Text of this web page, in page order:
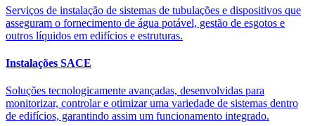
Serviços de instalação de sistemas de tubulações e dispositivos que
asseguram o fornecimento de água potável, gestão de esgotos e
outros líquidos em edifícios e estruturas.
Instalações SACE
Soluções tecnologicamente avançadas, desenvolvidas para
monitorizar, controlar e otimizar uma variedade de sistemas dentro
de edifícios, garantindo assim um funcionamento integrado.